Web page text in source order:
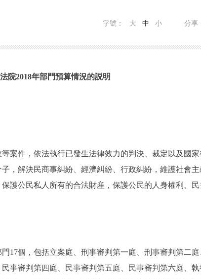
分享
字號： 大 中 小
院2018年部門預算情況的説明
件，依法執行已發生法律效力的判決、裁定以及國家
，解決民商事糾紛、經濟糾紛、行政糾紛，維護社會
護公民私人所有的合法財産，保護公民的人身權利、
個，包括立案庭、刑事審判第一庭、刑事審判第二
事審判第四庭、民事審判第五庭、民事審判第六庭、